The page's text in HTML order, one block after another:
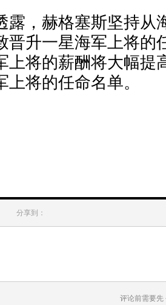
，赫格塞斯坚持从
晋升一星海军上将的
上将的薪酬将大幅提
将的任命名单。
分享到：
评论前需要先